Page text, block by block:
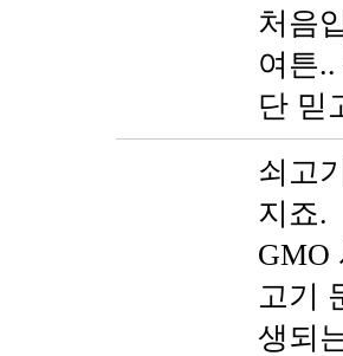
처음
여튼
단 믿
쇠고
지죠.
GMO
고기
생되